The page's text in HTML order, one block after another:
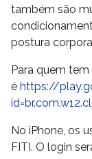
também são
postura
Para quem
é https://
No iPhone, os
FITI. O login